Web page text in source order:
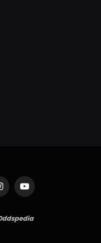
YouTube